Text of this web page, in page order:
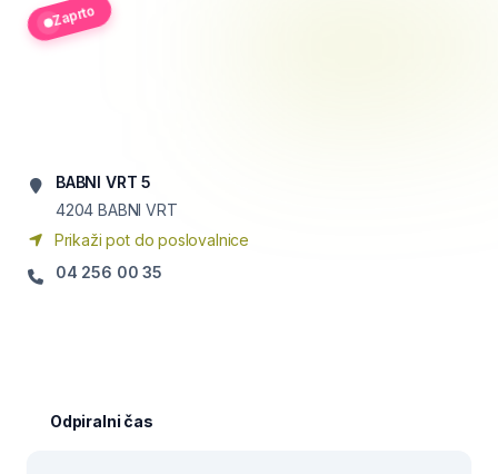
Zaprto
BABNI VRT 5
4204 BABNI VRT
Prikaži pot do poslovalnice
04 256 00 35
Odpiralni čas